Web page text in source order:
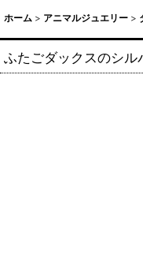
ホーム > アニマルジュエリー >
ふたごダックスのシ